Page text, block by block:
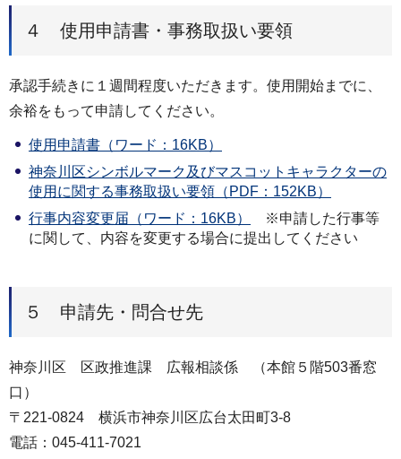
４ 使用申請書・事務取扱い要領
承認手続きに１週間程度いただきます。使用開始までに、
余裕をもって申請してください。
使用申請書（ワード：16KB）
神奈川区シンボルマーク及びマスコットキャラクターの
使用に関する事務取扱い要領（PDF：152KB）
行事内容変更届（ワード：16KB）
※申請した行事等
に関して、内容を変更する場合に提出してください
５ 申請先・問合せ先
神奈川区 区政推進課 広報相談係 （本館５階503番窓
口）
〒221-0824 横浜市神奈川区広台太田町3-8
電話：045-411-7021